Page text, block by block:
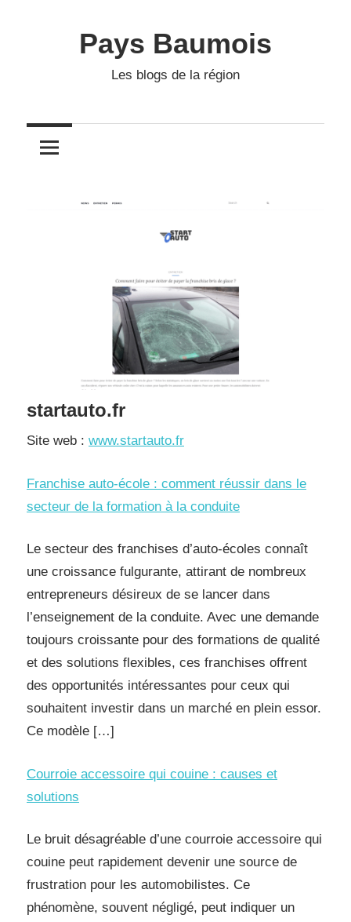
Pays Baumois
Les blogs de la région
startauto.fr
Site web : www.startauto.fr
Franchise auto-école : comment réussir dans le
secteur de la formation à la conduite
Le secteur des franchises d’auto-écoles connaît
une croissance fulgurante, attirant de nombreux
entrepreneurs désireux de se lancer dans
l’enseignement de la conduite. Avec une demande
toujours croissante pour des formations de qualité
et des solutions flexibles, ces franchises offrent
des opportunités intéressantes pour ceux qui
souhaitent investir dans un marché en plein essor.
Ce modèle […]
Courroie accessoire qui couine : causes et
solutions
Le bruit désagréable d’une courroie accessoire qui
couine peut rapidement devenir une source de
frustration pour les automobilistes. Ce
phénomène, souvent négligé, peut indiquer un